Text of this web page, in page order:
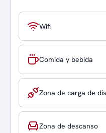
Wifi
Comida y bebida
Zona de carga de
Zona de descanso